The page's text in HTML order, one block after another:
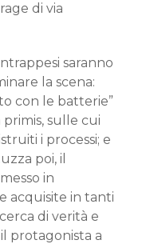
di via
saranno
la scena:
con le batterie”
sulle cui
i processi; e
poi, il
in
acquisite in tanti
di verità e
protagonista a